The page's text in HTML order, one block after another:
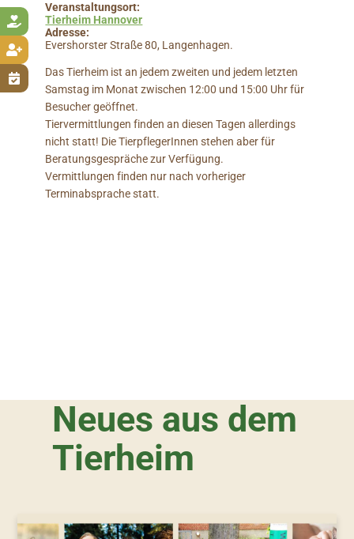



Veranstaltungsort:
Tierheim Hannover
Adresse:
Evershorster Straße 80, Langenhagen.
Das Tierheim ist an jedem zweiten und jedem letzten
Samstag im Monat zwischen 12:00 und 15:00 Uhr für
Besucher geöffnet.
Tiervermittlungen finden an diesen Tagen allerdings
nicht statt! Die TierpflegerInnen stehen aber für
Beratungsgespräche zur Verfügung.
Vermittlungen finden nur nach vorheriger
Terminabsprache statt.
Neues aus dem
Tierheim